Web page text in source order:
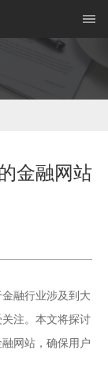
金融网站
融行业涉及到大
注。本文将探讨
网站，确保用户